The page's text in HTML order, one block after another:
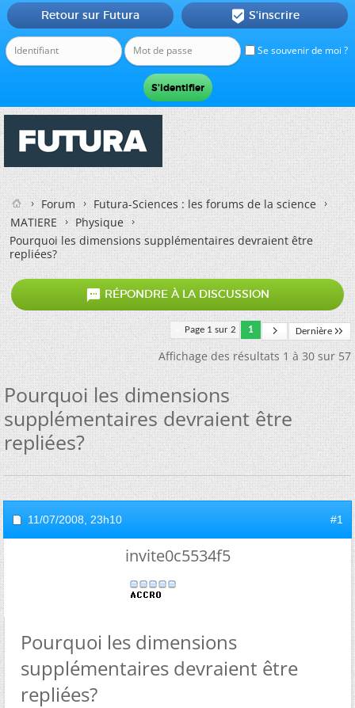
Se souvenir de moi ?
Retour sur Futura  S'inscrire
Forum
Futura-Sciences : les forums de la science
MATIERE
Physique
Pourquoi les dimensions supplémentaires devraient être
repliées?
 RÉPONDRE À LA DISCUSSION
Page 1 sur 2 1 Dernière
Affichage des résultats 1 à 30 sur 57
Pourquoi les dimensions
supplémentaires devraient être
repliées?
11/07/2008, 23h10 #1
invite0c5534f5
Pourquoi les dimensions
supplémentaires devraient être
repliées?